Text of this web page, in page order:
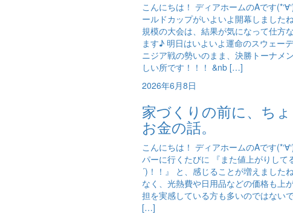
こんにちは！ ディアホームのAです
ールドカップがいよいよ開幕しました
規模の大会は、結果が気になって仕方
ます♪ 明日はいよいよ運命のスウェー
ニジア戦の勢いのまま、決勝トーナメ
しい所です！！！ &nb […]
2026年6月8日
家づくりの前に、ち
お金の話。
こんにちは！ ディアホームのAです
パーに行くたびに 『また値上がりして
´)！！』 と、感じることが増えました
なく、光熱費や日用品などの価格も上
担を実感している方も多いのではない
[…]